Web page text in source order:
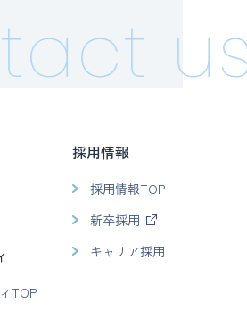
us!
TOP
採用情報
採用情報TOP
新卒採用
キャリア採用